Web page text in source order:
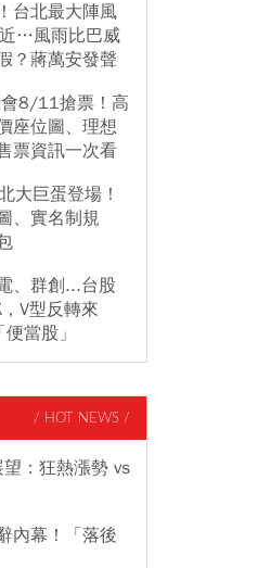
台北最大陣風
…風雨比巴威
？蔣萬安發聲
8/11搶票！高
座位圖、理想
票資訊一次看
大巨蛋登場！
、實名制規
、群創...台股
V型反轉來
當股」
/ HOT NEWS /
：狂熱漲勢 vs
內幕！「落後